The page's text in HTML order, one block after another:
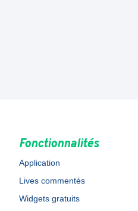
Fonctionnalités
Application
Lives commentés
Widgets gratuits